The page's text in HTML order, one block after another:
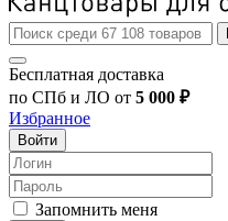
Бесплатная доставка
по СПб и ЛО от 5 000 ₽
Избранное
Войти
Запомнить меня